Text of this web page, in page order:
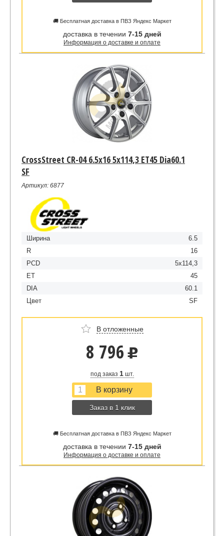
🚚 Бесплатная доставка в ПВЗ Яндекс Маркет
доставка в течении 7-15 дней
Информация о доставке и оплате
CrossStreet CR-04 6.5x16 5x114,3 ET45 Dia60.1
SF
Артикул: 6877
Ширина
6.5
R
16
PCD
5x114,3
ET
45
DIA
60.1
Цвет
SF
В отложенные
8 796 u
под заказ 1шт.
Заказ в 1 клик
🚚 Бесплатная доставка в ПВЗ Яндекс Маркет
доставка в течении 7-15 дней
Информация о доставке и оплате